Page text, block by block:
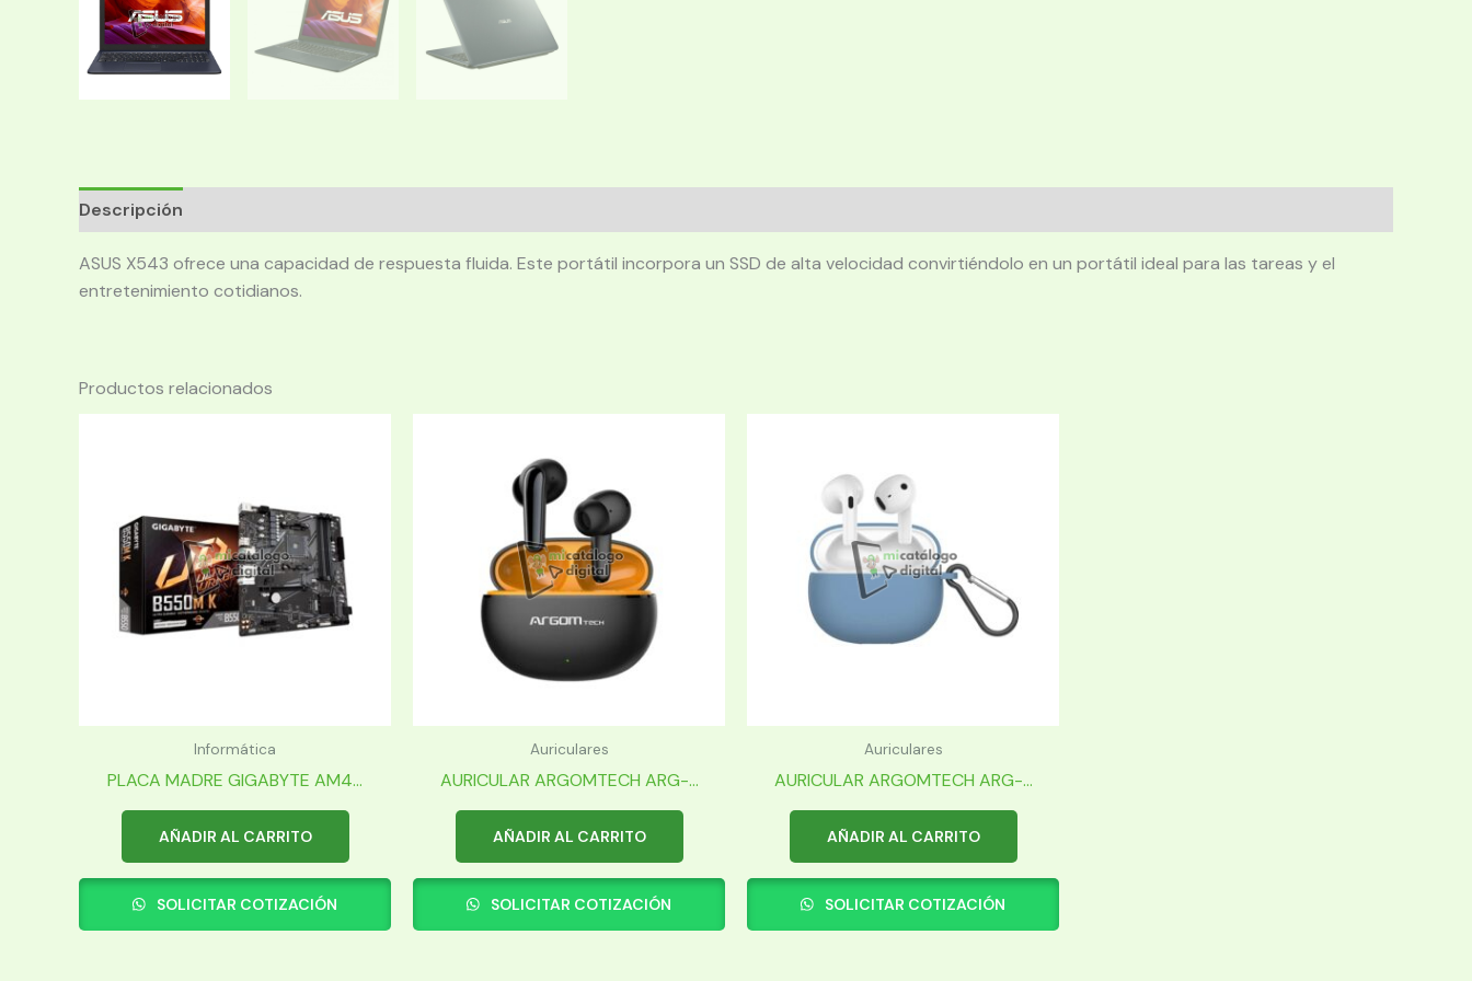
Descripción
ASUS X543 ofrece una capacidad de respuesta fluida. Este portátil incorpora un SSD de alta velocidad convirtiéndolo en un portátil ideal para las tareas y el
entretenimiento cotidianos.
Productos relacionados
Informática
PLACA MADRE GIGABYTE AM4...
AÑADIR AL CARRITO
SOLICITAR COTIZACIÓN
Auriculares
AURICULAR ARGOMTECH ARG-...
AÑADIR AL CARRITO
SOLICITAR COTIZACIÓN
Auriculares
AURICULAR ARGOMTECH ARG-...
AÑADIR AL CARRITO
SOLICITAR COTIZACIÓN